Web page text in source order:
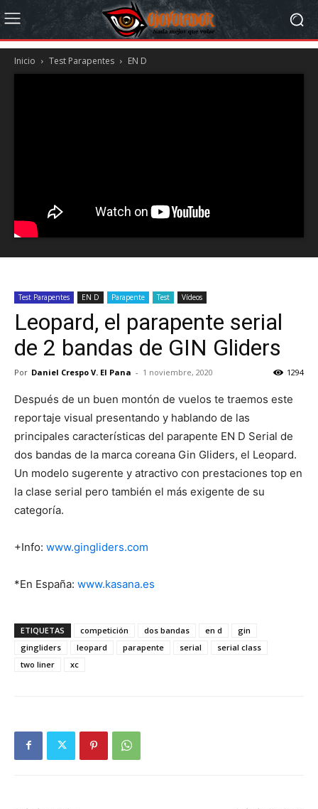
Inicio Test Parapentes EN D
Test Parapentes EN D Parapente Test Vídeos
Leopard, el parapente serial
de 2 bandas de GIN Gliders
Por Daniel Crespo V. El Pana - 1 noviembre, 2020 1294
Después de un buen montón de vuelos te traemos este
reportaje visual presentando y hablando de las
principales características del parapente EN D Serial de
dos bandas de la marca coreana Gin Gliders, el Leopard.
Un modelo sugerente y atractivo con prestaciones top en
la clase serial pero también el más exigente de su
categoría.
+Info: www.gingliders.com
*En España: www.kasana.es
ETIQUETAS competición dos bandas en d
gin
gingliders
leopard parapente serial
serial class
two liner
xc